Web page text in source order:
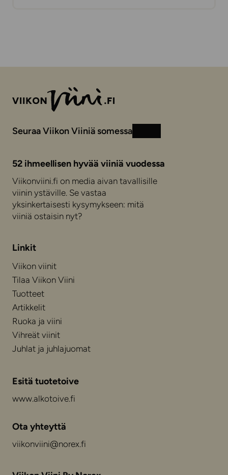
Seuraa Viikon Viiniä somessa
52 ihmeellisen hyvää viiniä vuodessa
Viikonviini.fi on media aivan tavallisille
viinin ystäville. Se vastaa
yksinkertaisesti kysymykseen: mitä
viiniä ostaisin nyt?
Linkit
Viikon viinit
Tilaa Viikon Viini
Tuotteet
Artikkelit
Ruoka ja viini
Vihreät viinit
Juhlat ja juhlajuomat
Esitä tuotetoive
www.alkotoive.fi
Ota yhteyttä
viikonviini@norex.fi